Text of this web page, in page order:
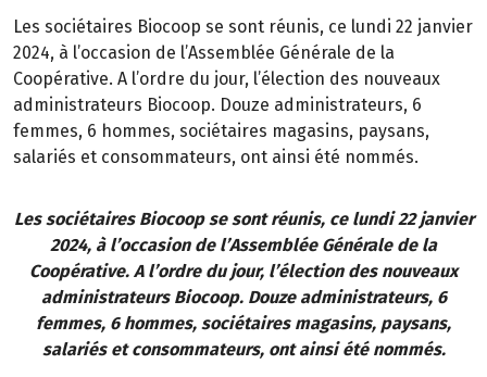
Les sociétaires Biocoop se sont réunis, ce lundi 22 janvier
2024, à l’occasion de l’Assemblée Générale de la
Coopérative. A l’ordre du jour, l’élection des nouveaux
administrateurs Biocoop. Douze administrateurs, 6
femmes, 6 hommes, sociétaires magasins, paysans,
salariés et consommateurs, ont ainsi été nommés.
Les sociétaires Biocoop se sont réunis, ce lundi 22 janvier
2024, à l’occasion de l’Assemblée Générale de la
Coopérative. A l’ordre du jour, l’élection des nouveaux
administrateurs Biocoop. Douze administrateurs, 6
femmes, 6 hommes, sociétaires magasins, paysans,
salariés et consommateurs, ont ainsi été nommés.